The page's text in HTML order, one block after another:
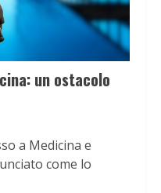
un ostacolo
a Medicina e
come lo